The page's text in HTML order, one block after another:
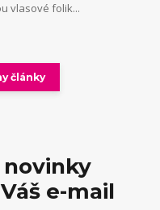
vlasové folik...
články
novinky
e-mail